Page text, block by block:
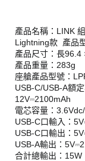
產品名稱：LINK
Lightning款 產品
產品尺寸：長96.4
產品重量：283g
座艙產品型號：
USB-C/USB-A額
12V⎓2100mAh
電芯容量：
USB-C口輸入：
USB-C口輸出：
USB-A輸出：
合計總輸出：15W